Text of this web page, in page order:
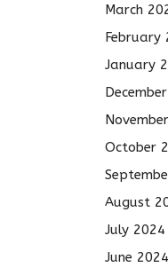
March
February
January
October
August
July 2024
June 2024